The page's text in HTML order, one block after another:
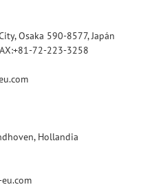
Osaka 590-8577, Japán
72-223-3258
Hollandia